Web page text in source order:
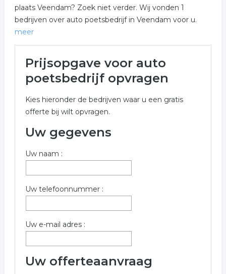
plaats Veendam? Zoek niet verder. Wij vonden 1
bedrijven over auto poetsbedrijf in Veendam voor u.
meer
Veendam
poetsbedrijf gerelateerde bedrijven in de omgeving van
Veendam voor een vrijblijvende aanvraag.
Onderstaande bedrijven zijn gerelateerd aan auto
formulier om meer informatie op te vragen over auto
Trefwoorden:
autopoetsbedrijf auto wassen
Prijsopgave voor auto
poetsbedrijf opvragen
Kies hieronder de bedrijven waar u een gratis
offerte bij wilt opvragen.
Uw gegevens
Uw naam :
Uw telefoonnummer :
Uw e-mail adres :
Uw offerteaanvraag